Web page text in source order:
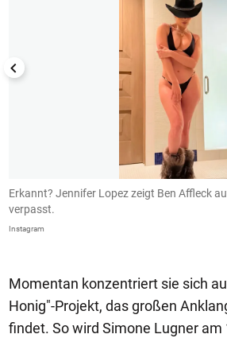
Erkannt? Jennifer Lopez zeigt Ben Affleck
verpasst.
Instagram
Momentan konzentriert sie sich
Honig"-Projekt, das großen
findet. So wird Simone Lugner am